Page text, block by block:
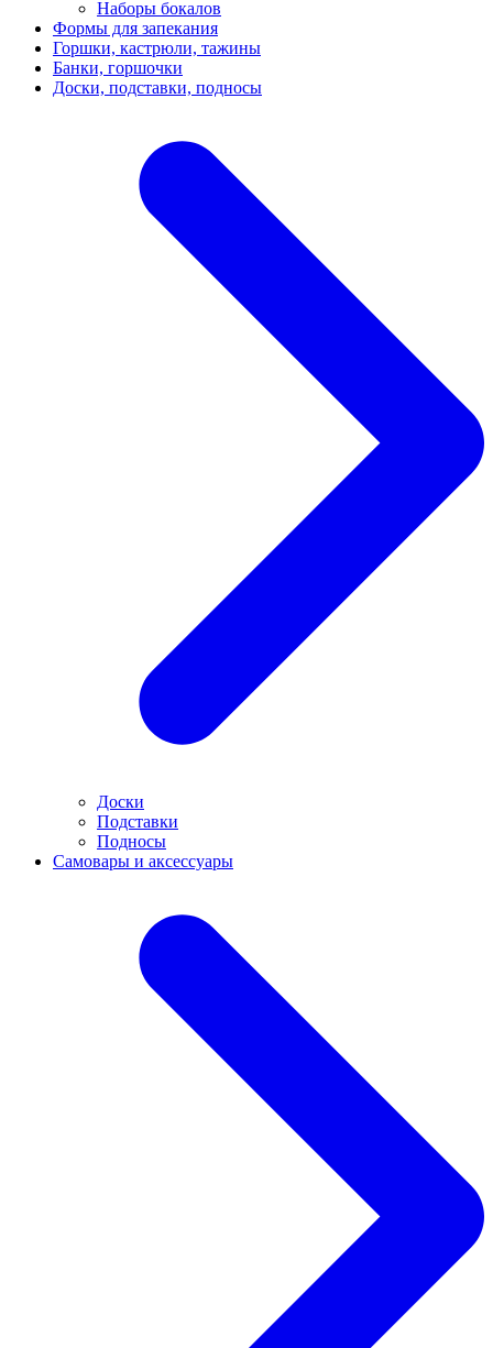
Наборы бокалов
Формы для запекания
Горшки, кастрюли, тажины
Банки, горшочки
Доски, подставки, подносы
Доски
Подставки
Подносы
Самовары и аксессуары